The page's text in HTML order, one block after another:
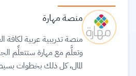
منصة مهارة
منصة تدريبية عربية لكافة
وتعلَّم مع مهارة ستتعلِّم
المال، كل ذلك بخطوات